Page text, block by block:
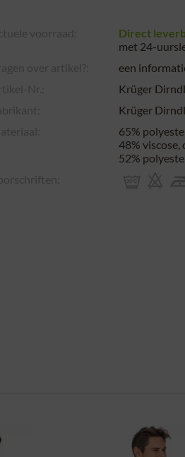
Direct
met 24-
een
Krüger Dirndl
Krüger Dirndl
65%
48%
52%